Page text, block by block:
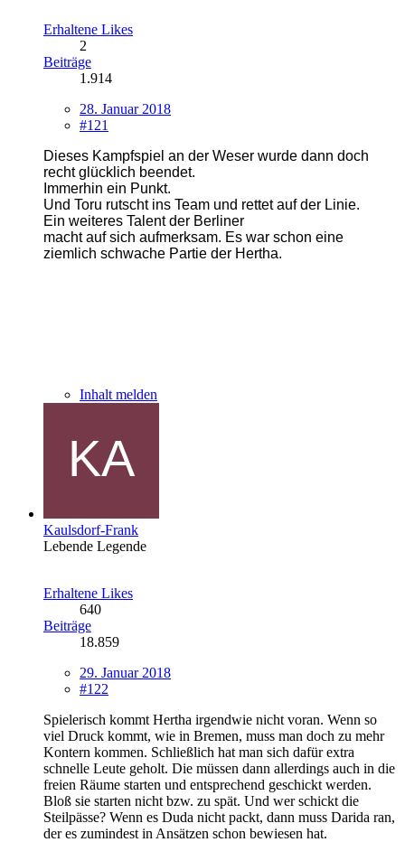
Erhaltene Likes
2
Beiträge
1.914
28. Januar 2018
#121
Dieses Kampfspiel an der Weser wurde dann doch
recht glücklich beendet.
Immerhin ein Punkt.
Und Toru rutscht ins Team und rettet auf der Linie.
Ein weiteres Talent der Berliner
macht auf sich aufmerksam. Es war schon eine
ziemlich schwache Partie der Hertha.
Inhalt melden
Kaulsdorf-Frank
Lebende Legende
Erhaltene Likes
640
Beiträge
18.859
29. Januar 2018
#122
Spielerisch kommt Hertha irgendwie nicht voran. Wenn so
viel Druck kommt, wie in Bremen, muss man doch zu mehr
Kontern kommen. Schließlich hat man sich dafür extra
schnelle Leute geholt. Die müssen dann allerdings auch in die
freien Räume starten und entsprechend geschickt werden.
Bloß sie starten nicht bzw. zu spät. Und wer schickt die
Steilpässe? Wenn es Duda nicht packt, dann muss Darida ran,
der es zumindest in Ansätzen schon bewiesen hat.